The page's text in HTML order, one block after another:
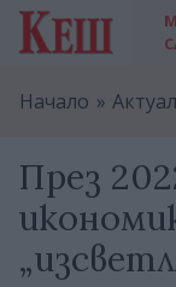
Начало
През